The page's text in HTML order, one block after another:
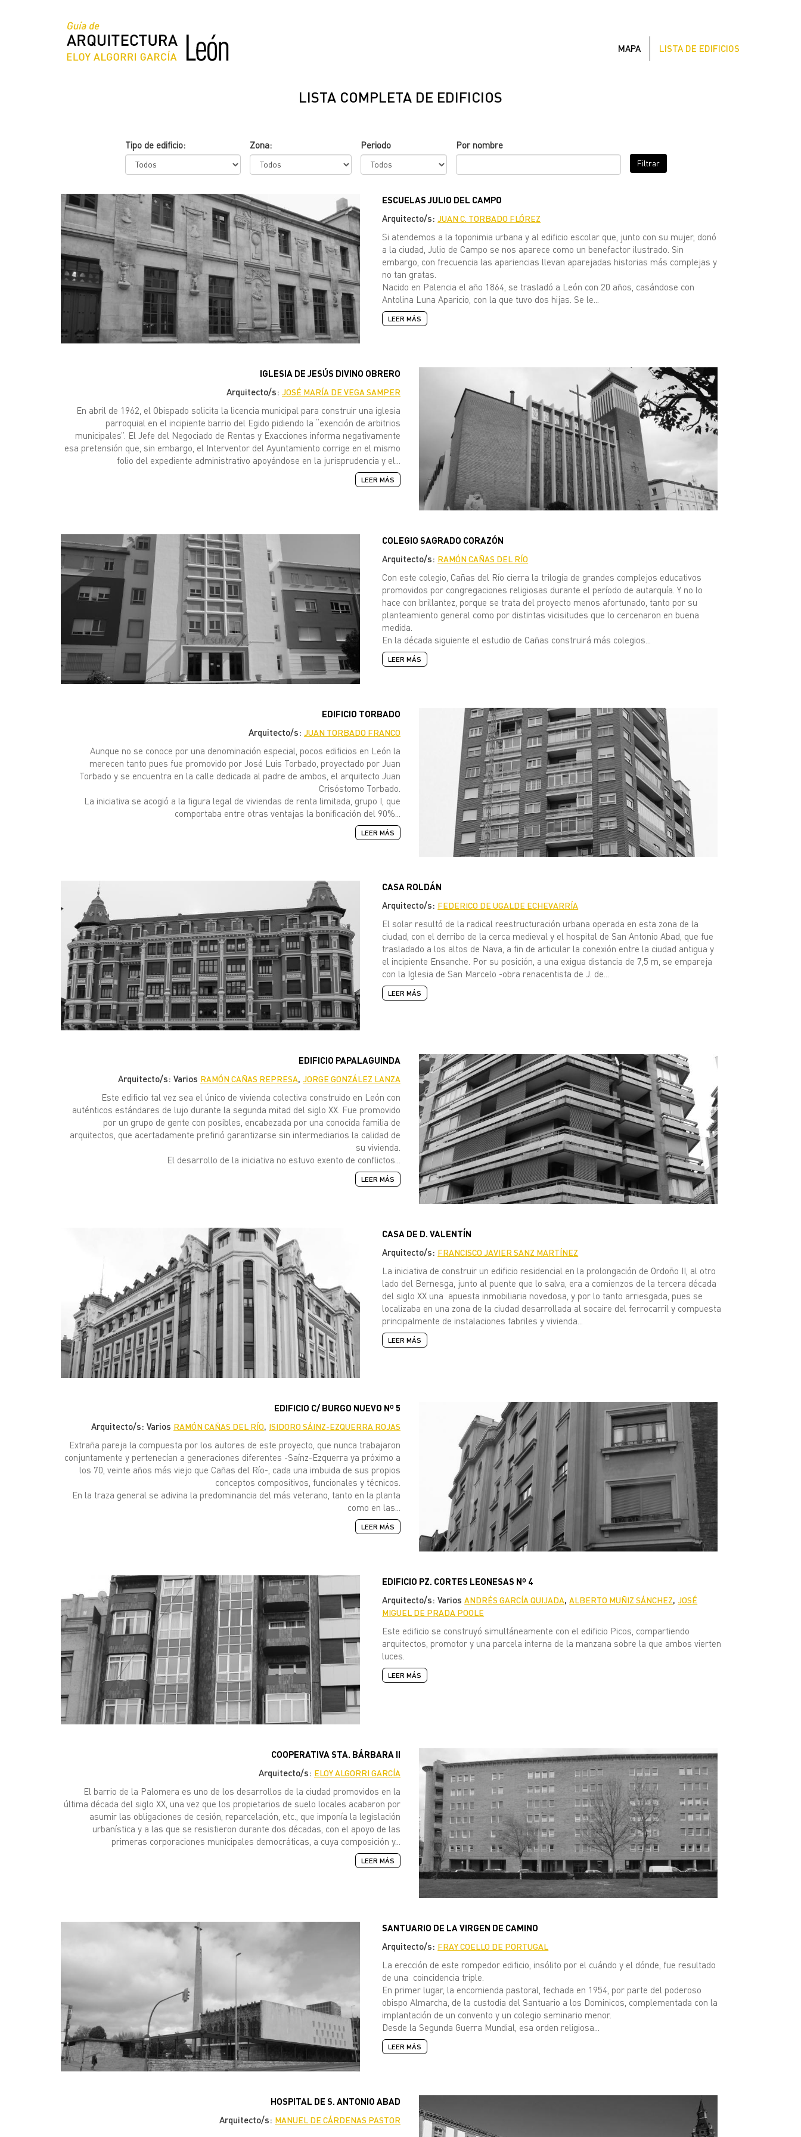
MAPA LISTA DE EDIFICIOS
LISTA COMPLETA DE EDIFICIOS
Tipo de edificio: Zona: Periodo Por nombre
Filtrar
ESCUELAS JULIO DEL CAMPO
Arquitecto/s: JUAN C. TORBADO FLÓREZ
Si atendemos a la toponimia urbana y al edificio escolar que, junto con su mujer, donó
a la ciudad, Julio de Campo se nos aparece como un benefactor ilustrado. Sin
embargo, con frecuencia las apariencias llevan aparejadas historias más complejas y
no tan gratas.
Nacido en Palencia el año 1864, se trasladó a León con 20 años, casándose con
Antolina Luna Aparicio, con la que tuvo dos hijas. Se le...
LEER MÁS
IGLESIA DE JESÚS DIVINO OBRERO
Arquitecto/s: JOSÉ MARÍA DE VEGA SAMPER
En abril de 1962, el Obispado solicita la licencia municipal para construir una iglesia
parroquial en el incipiente barrio del Egido pidiendo la “exención de arbitrios
municipales”. El Jefe del Negociado de Rentas y Exacciones informa negativamente
esa pretensión que, sin embargo, el Interventor del Ayuntamiento corrige en el mismo
folio del expediente administrativo apoyándose en la jurisprudencia y el...
LEER MÁS
COLEGIO SAGRADO CORAZÓN
Arquitecto/s: RAMÓN CAÑAS DEL RÍO
Con este colegio, Cañas del Río cierra la trilogía de grandes complejos educativos
promovidos por congregaciones religiosas durante el período de autarquía. Y no lo
hace con brillantez, porque se trata del proyecto menos afortunado, tanto por su
planteamiento general como por distintas vicisitudes que lo cercenaron en buena
medida.
En la década siguiente el estudio de Cañas construirá más colegios...
LEER MÁS
EDIFICIO TORBADO
Arquitecto/s: JUAN TORBADO FRANCO
Aunque no se conoce por una denominación especial, pocos edificios en León la
merecen tanto pues fue promovido por José Luis Torbado, proyectado por Juan
Torbado y se encuentra en la calle dedicada al padre de ambos, el arquitecto Juan
Crisóstomo Torbado.
La iniciativa se acogió a la figura legal de viviendas de renta limitada, grupo I, que
comportaba entre otras ventajas la bonificación del 90%...
LEER MÁS
CASA ROLDÁN
Arquitecto/s: FEDERICO DE UGALDE ECHEVARRÍA
El solar resultó de la radical reestructuración urbana operada en esta zona de la
ciudad, con el derribo de la cerca medieval y el hospital de San Antonio Abad, que fue
trasladado a los altos de Nava, a fin de articular la conexión entre la ciudad antigua y
el incipiente Ensanche. Por su posición, a una exigua distancia de 7,5 m, se empareja
con la Iglesia de San Marcelo -obra renacentista de J. de...
LEER MÁS
EDIFICIO PAPALAGUINDA
Arquitecto/s: Varios RAMÓN CAÑAS REPRESA, JORGE GONZÁLEZ LANZA
Este edificio tal vez sea el único de vivienda colectiva construido en León con
auténticos estándares de lujo durante la segunda mitad del siglo XX. Fue promovido
por un grupo de gente con posibles, encabezada por una conocida familia de
arquitectos, que acertadamente prefirió garantizarse sin intermediarios la calidad de
su vivienda.
El desarrollo de la iniciativa no estuvo exento de conflictos...
LEER MÁS
CASA DE D. VALENTÍN
Arquitecto/s: FRANCISCO JAVIER SANZ MARTÍNEZ
La iniciativa de construir un edificio residencial en la prolongación de Ordoño II, al otro
lado del Bernesga, junto al puente que lo salva, era a comienzos de la tercera década
del siglo XX una apuesta inmobiliaria novedosa, y por lo tanto arriesgada, pues se
localizaba en una zona de la ciudad desarrollada al socaire del ferrocarril y compuesta
principalmente de instalaciones fabriles y vivienda...
LEER MÁS
EDIFICIO C/ BURGO NUEVO Nº 5
Arquitecto/s: Varios RAMÓN CAÑAS DEL RÍO ISIDORO SÁINZ-EZQUERRA ROJAS
Extraña pareja la compuesta por los autores de este proyecto, que nunca trabajaron
conjuntamente y pertenecían a generaciones diferentes -Saínz-Ezquerra ya próximo a
los 70, veinte años más viejo que Cañas del Río-, cada una imbuida de sus propios
conceptos compositivos, funcionales y técnicos.
En la traza general se adivina la predominancia del más veterano, tanto en la planta
como en las...
LEER MÁS
EDIFICIO PZ. CORTES LEONESAS Nº 4
Arquitecto/s: VariosANDRÉS GARCÍA QUIJADA,ALBERTO MUÑIZ SÁNCHEZ, JOSÉ
MIGUEL DE PRADA POOLE
Este edificio se construyó simultáneamente con el edificio Picos, compartiendo
arquitectos, promotor y una parcela interna de la manzana sobre la que ambos vierten
luces.
LEER MÁS
COOPERATIVA STA. BÁRBARA II
Arquitecto/s: ELOY ALGORRI GARCÍA
El barrio de la Palomera es uno de los desarrollos de la ciudad promovidos en la
última década del siglo XX, una vez que los propietarios de suelo locales acabaron por
asumir las obligaciones de cesión, reparcelación, etc., que imponía la legislación
urbanística y a las que se resistieron durante dos décadas, con el apoyo de las
primeras corporaciones municipales democráticas, a cuya composición y...
LEER MÁS
SANTUARIO DE LA VIRGEN DE CAMINO
Arquitecto/s: FRAY COELLO DE PORTUGAL
La erección de este rompedor edificio, insólito por el cuándo y el dónde, fue resultado
de una coincidencia triple.
En primer lugar, la encomienda pastoral, fechada en 1954, por parte del poderoso
obispo Almarcha, de la custodia del Santuario a los Dominicos, complementada con la
implantación de un convento y un colegio seminario menor.
Desde la Segunda Guerra Mundial, esa orden religiosa...
LEER MÁS
HOSPITAL DE S. ANTONIO ABAD
Arquitecto/s: MANUEL DE CÁRDENAS PASTOR